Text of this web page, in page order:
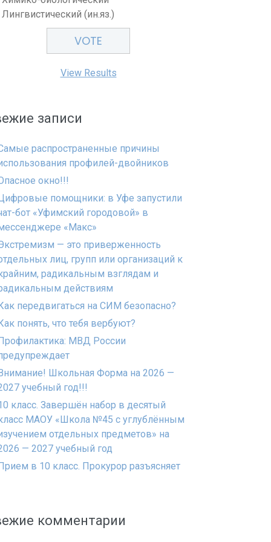
Лингвистический (ин.яз.)
View Results
записи
распространенные причины
профилей-двойников
окно!!!
помощники: в Уфе запустили
бот «Уфимский городовой» в
«Макс»
— это приверженность
лиц, групп или организаций к
радикальным взглядам и
действиям
передвигаться на СИМ безопасно?
понять, что тебя вербуют?
МВД России
Школьная Форма на 2026 —
учебный год!!!
класс. Завершён набор в десятый
МАОУ «Школа №45 с углублённым
отдельных предметов» на
— 2027 учебный год
в 10 класс. Прокурор разъясняет
комментарии